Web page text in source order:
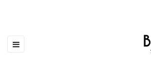
Basculer
la
☰